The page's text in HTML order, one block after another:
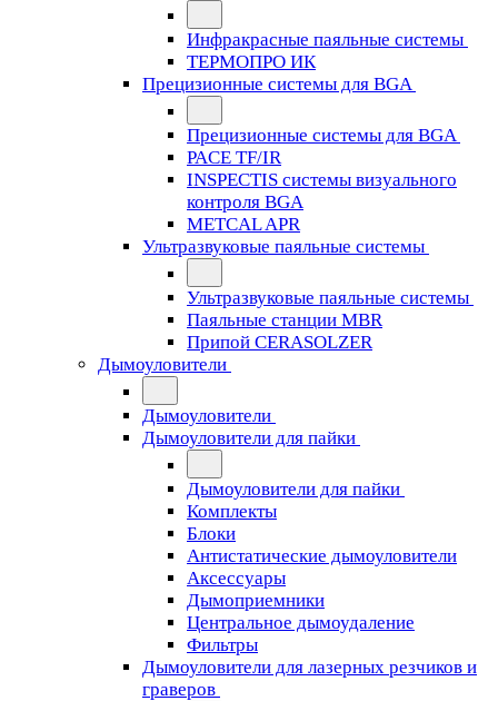
Инфракрасные паяльные системы
ТЕРМОПРО ИК
Прецизионные системы для BGA
Прецизионные системы для BGA
PACE TF/IR
INSPECTIS системы визуального
контроля BGA
METCAL APR
Ультразвуковые паяльные системы
Ультразвуковые паяльные системы
Паяльные станции MBR
Припой CERASOLZER
Дымоуловители
Дымоуловители
Дымоуловители для пайки
Дымоуловители для пайки
Комплекты
Блоки
Антистатические дымоуловители
Аксессуары
Дымоприемники
Центральное дымоудаление
Фильтры
Дымоуловители для лазерных резчиков и
граверов